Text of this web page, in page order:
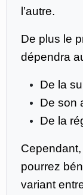
l’autre.
De plus le
dépendra
De la
De son
De la
pourrez
variant